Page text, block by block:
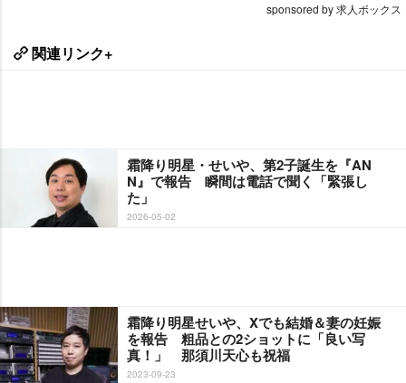
sponsored by 求人ボックス
関連リンク+
霜降り明星・せいや、第2子誕生を『AN
N』で報告 瞬間は電話で聞く「緊張し
た」
2026-05-02
霜降り明星せいや、Xでも結婚＆妻の妊娠
を報告 粗品との2ショットに「良い写
真！」 那須川天心も祝福
2023-09-23